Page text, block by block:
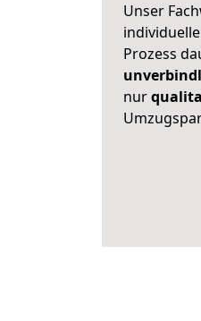
Unser
Prozess
nur